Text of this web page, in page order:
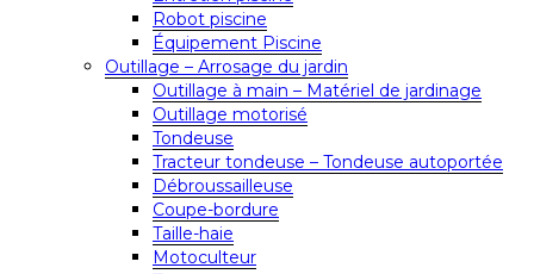
Robot piscine
Équipement Piscine
Outillage – Arrosage du jardin
Outillage à main – Matériel de jardinage
Outillage motorisé
Tondeuse
Tracteur tondeuse – Tondeuse autoportée
Débroussailleuse
Coupe-bordure
Taille-haie
Motoculteur